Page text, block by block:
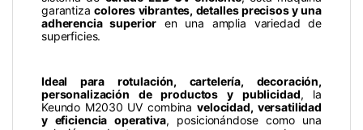
garantizacolores vibrantes, detalles precisos y una
adherencia superior en una amplia variedad de
superficies.
Ideal para rotulación, cartelería, decoración,
personalización de productos y publicidad, la
Keundo M2030 UV combinavelocidad, versatilidad
y eficiencia operativa, posicionándose como una